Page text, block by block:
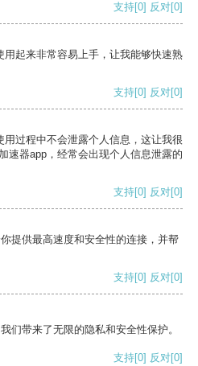
支持[0] 反对[0]
起来非常容易上手，让我能够快速熟
支持[0] 反对[0]
过程中不会泄露个人信息，这让我很
速器app，经常会出现个人信息泄露的
支持[0] 反对[0]
提供最高速度和安全性的连接，并帮
支持[0] 反对[0]
们带来了无限的隐私和安全性保护。
支持[0] 反对[0]